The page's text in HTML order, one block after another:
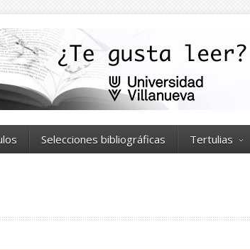
Selecciones bibliográficas Tertulias